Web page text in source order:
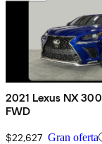
2021 Lexus NX
FWD
$22,627 Gran oferta